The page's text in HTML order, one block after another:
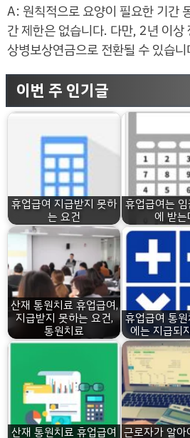
A: 원칙적으로 요양이 필요한 기간
간 제한은 없습니다. 다만, 2년 이상
상병보상연금으로 전환될 수 있습니
이번 주 인기글
휴업급여 지급받지 못하
는 요건
휴업급여는
에 받는
산재 통원치료 휴업급여,
지급받지 못하는 요건,
통원치료
휴업급여 통
에는 지급되
산재 통원치료 휴업급여 근로자가 알아